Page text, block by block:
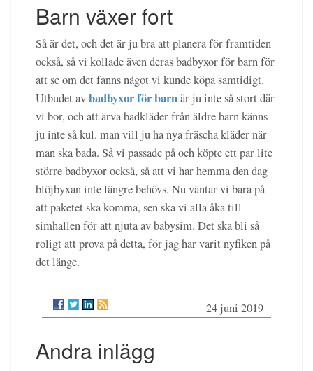
Barn växer fort
Så är det, och det är ju bra att planera för framtiden
också, så vi kollade även deras badbyxor för barn för
att se om det fanns något vi kunde köpa samtidigt.
Utbudet avbadbyxor för barnär ju inte så stort där
vi bor, och att ärva badkläder från äldre barn känns
ju inte så kul. man vill ju ha nya fräscha kläder när
man ska bada. Så vi passade på och köpte ett par lite
större badbyxor också, så att vi har hemma den dag
blöjbyxan inte längre behövs. Nu väntar vi bara på
att paketet ska komma, sen ska vi alla åka till
simhallen för att njuta av babysim. Det ska bli så
roligt att prova på detta, för jag har varit nyfiken på
det länge.
24 juni 2019
Andra inlägg